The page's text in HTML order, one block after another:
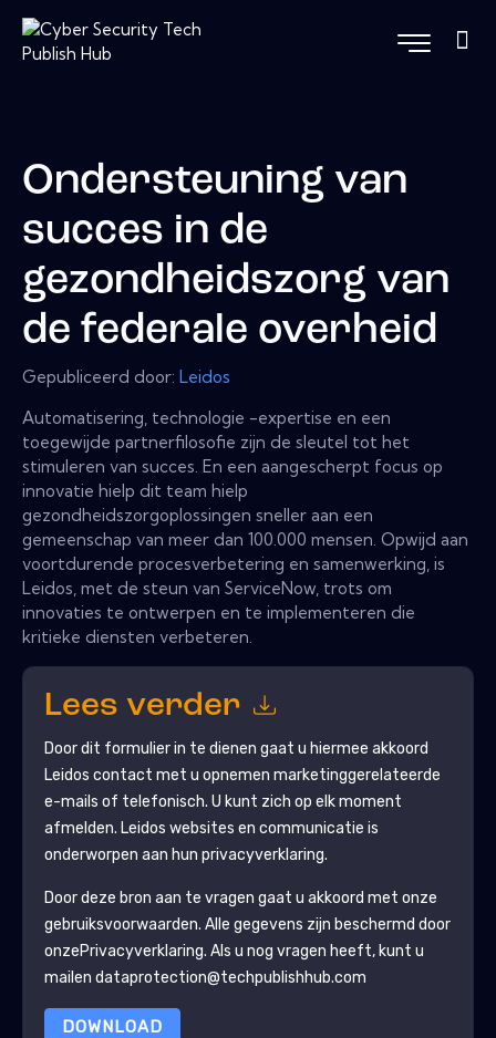
Ondersteuning van
succes in de
gezondheidszorg van
de federale overheid
Gepubliceerd door: Leidos
Automatisering, technologie -expertise en een
toegewijde partnerfilosofie zijn de sleutel tot het
stimuleren van succes. En een aangescherpt focus op
innovatie hielp dit team hielp
gezondheidszorgoplossingen sneller aan een
gemeenschap van meer dan 100.000 mensen. Opwijd aan
voortdurende procesverbetering en samenwerking, is
Leidos, met de steun van ServiceNow, trots om
innovaties te ontwerpen en te implementeren die
kritieke diensten verbeteren.
Lees verder
Door dit formulier in te dienen gaat u hiermee akkoord
Leidos contact met u opnemen marketinggerelateerde
e-mails of telefonisch. U kunt zich op elk moment
afmelden. Leidos websites en communicatie is
onderworpen aan hun privacyverklaring.
Door deze bron aan te vragen gaat u akkoord met onze
gebruiksvoorwaarden. Alle gegevens zijn beschermd door
onzePrivacyverklaring. Als u nog vragen heeft, kunt u
mailen dataprotection@techpublishhub.com
DOWNLOAD